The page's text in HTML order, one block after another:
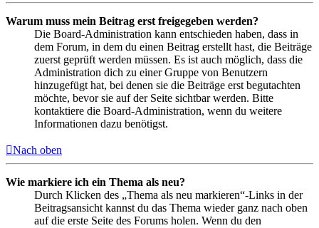
Warum muss mein Beitrag erst freigegeben werden?
Die Board-Administration kann entschieden haben, dass in
dem Forum, in dem du einen Beitrag erstellt hast, die Beiträge
zuerst geprüft werden müssen. Es ist auch möglich, dass die
Administration dich zu einer Gruppe von Benutzern
hinzugefügt hat, bei denen sie die Beiträge erst begutachten
möchte, bevor sie auf der Seite sichtbar werden. Bitte
kontaktiere die Board-Administration, wenn du weitere
Informationen dazu benötigst.
Nach oben
Wie markiere ich ein Thema als neu?
Durch Klicken des „Thema als neu markieren“-Links in der
Beitragsansicht kannst du das Thema wieder ganz nach oben
auf die erste Seite des Forums holen. Wenn du den